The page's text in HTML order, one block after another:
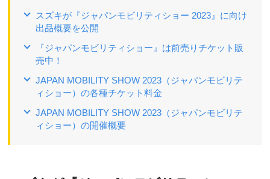
スズキが『ジャパンモビリティショー 2023』に向け
出品概要を公開
『ジャパンモビリティショー』は前売りチケット販
売中！
JAPAN MOBILITY SHOW 2023（ジャパンモビリテ
ィショー）の各種チケット料金
JAPAN MOBILITY SHOW 2023（ジャパンモビリテ
ィショー）の開催概要